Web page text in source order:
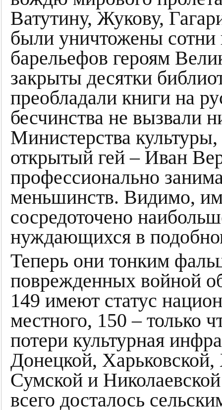
Ватутину, Жукову,
были уничтожены сотни
барельефов героям
закрыты десятки
преобладали книги на
бесчинства не вызвали
Министерства культуры,
открытый гей – Иван
профессионально
меньшинств. Видимо,
сосредоточено
нуждающихся в
Теперь они тонким
поврежденных войной
149 имеют статус
местного, 150 – только
потери культурная
Донецкой,
Сумской и
всего досталось